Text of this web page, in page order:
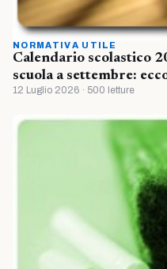
NORMATIVA UTILE
Calendario scolastico
scuola a settembre:
12 Luglio 2026 · 500 letture